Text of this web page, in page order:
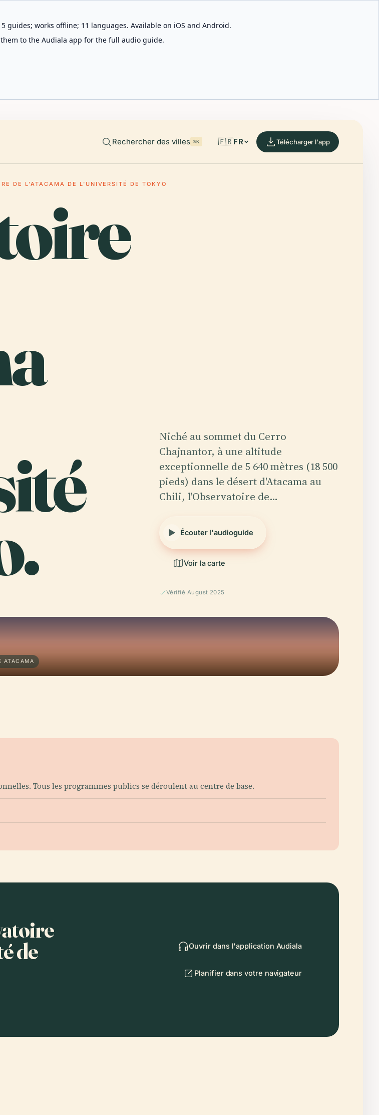
guides; works offline; 11 languages. Available on iOS and Android.
to the Audiala app for the full audio guide.
Rechercher des villes ⌘K 🇫🇷FR Télécharger l'app
DE L'ATACAMA DE L'UNIVERSITÉ DE TOKYO
Niché au sommet du Cerro
Chajnantor, à une altitude
exceptionnelle de 5 640 mètres (18 500
pieds) dans le désert d'Atacama au
Chili, l'Observatoire de…
Écouter l'audioguide
Voir la carte
Vérifié August 2025
ATACAMA
Tous les programmes publics se déroulent au centre de base.
de Ouvrir dans l'application Audiala
Planifier dans votre navigateur